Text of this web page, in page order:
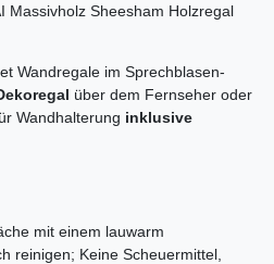
Massivholz Sheesham Holzregal
Wandregale im Sprechblasen-
über dem Fernseher oder
Wandhalterung inklusive
mit einem lauwarm
reinigen; Keine Scheuermittel,